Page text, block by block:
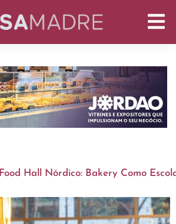
Food Hall Nórdico: Bakery Como